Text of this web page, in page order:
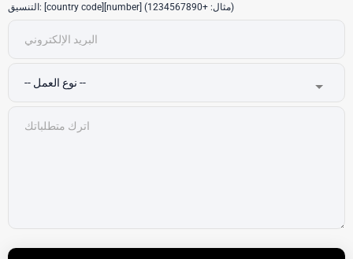
التنسيق: [country code][number] (مثال: +1234567890)